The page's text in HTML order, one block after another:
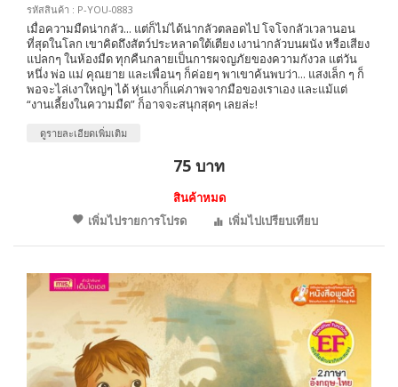
รหัสสินค้า : P-YOU-0883
เมื่อความมืดน่ากลัว... แต่ก็ไม่ได้น่ากลัวตลอดไป โจโจกลัวเวลานอน
ที่สุดในโลก เขาคิดถึงสัตว์ประหลาดใต้เตียง เงาน่ากลัวบนผนัง หรือเสียง
แปลกๆ ในห้องมืด ทุกคืนกลายเป็นการผจญภัยของความกังวล แต่วัน
หนึ่ง พ่อ แม่ คุณยาย และเพื่อนๆ ก็ค่อยๆ พาเขาค้นพบว่า... แสงเล็ก ๆ ก็
พอจะไล่เงาใหญ่ๆ ได้ หุ่นเงาก็แค่ภาพจากมือของเราเอง และแม้แต่
“งานเลี้ยงในความมืด” ก็อาจจะสนุกสุดๆ เลยล่ะ!
ดูรายละเอียดเพิ่มเติม
75 บาท
สินค้าหมด
เพิ่มไปรายการโปรด
เพิ่มไปเปรียบเทียบ